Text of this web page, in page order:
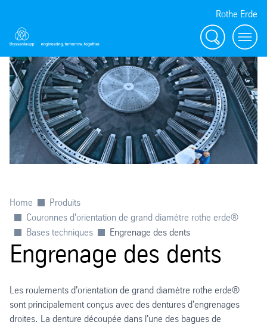
Rothe Erde
Chercher
Home
Produits
Couronnes d'orientation de grand diamètre rothe erde®
Bases techniques
Engrenage des dents
Engrenage des dents
Les roulements d'orientation de grand diamètre rothe erde®
sont principalement conçus avec des dentures d'engrenages
droites. La denture découpée dans l'une des bagues de